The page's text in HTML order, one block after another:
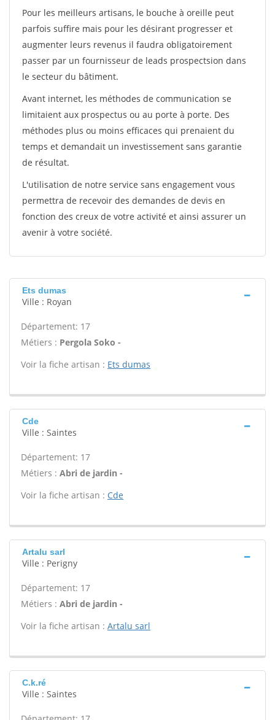
Pour les meilleurs artisans, le bouche à oreille peut
parfois suffire mais pour les désirant progresser et
augmenter leurs revenus il faudra obligatoirement
passer par un fournisseur de leads prospectsion dans
le secteur du bâtiment.
Avant internet, les méthodes de communication se
limitaient aux prospectus ou au porte à porte. Des
méthodes plus ou moins efficaces qui prenaient du
temps et demandait un investissement sans garantie
de résultat.
L'utilisation de notre service sans engagement vous
permettra de recevoir des demandes de devis en
fonction des creux de votre activité et ainsi assurer un
avenir à votre société.
Ets dumas
Ville : Royan
Département: 17
Métiers : Pergola Soko -
Voir la fiche artisan : Ets dumas
Cde
Ville : Saintes
Département: 17
Métiers : Abri de jardin -
Voir la fiche artisan : Cde
Artalu sarl
Ville : Perigny
Département: 17
Métiers : Abri de jardin -
Voir la fiche artisan : Artalu sarl
C.k.ré
Ville : Saintes